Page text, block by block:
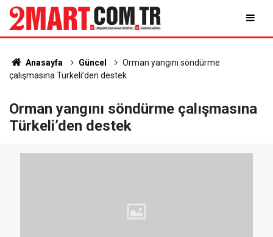
Anasayfa Güncel
Orman yangını söndürme
çalışmasına Türkeli’den destek
Orman yangını söndürme çalışmasına
Türkeli’den destek